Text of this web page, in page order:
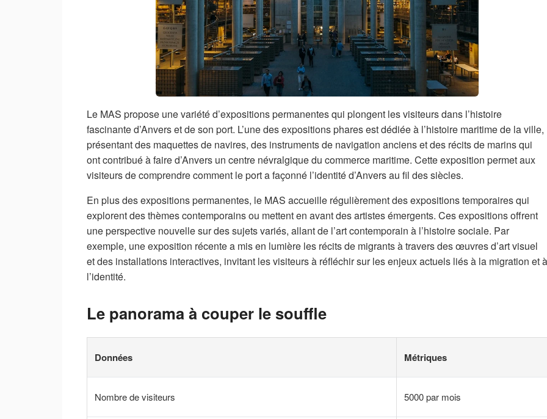
Le MAS propose une variété d’expositions permanentes qui plongent les visiteurs dans l’histoire
fascinante d’Anvers et de son port. L’une des expositions phares est dédiée à l’histoire maritime de la ville,
présentant des maquettes de navires, des instruments de navigation anciens et des récits de marins qui
ont contribué à faire d’Anvers un centre névralgique du commerce maritime. Cette exposition permet aux
visiteurs de comprendre comment le port a façonné l’identité d’Anvers au fil des siècles.
En plus des expositions permanentes, le MAS accueille régulièrement des expositions temporaires qui
explorent des thèmes contemporains ou mettent en avant des artistes émergents. Ces expositions offrent
une perspective nouvelle sur des sujets variés, allant de l’art contemporain à l’histoire sociale. Par
exemple, une exposition récente a mis en lumière les récits de migrants à travers des œuvres d’art visuel
et des installations interactives, invitant les visiteurs à réfléchir sur les enjeux actuels liés à la migration et à
l’identité.
Le panorama à couper le souffle
Données Métriques
Nombre de visiteurs 5000 par mois